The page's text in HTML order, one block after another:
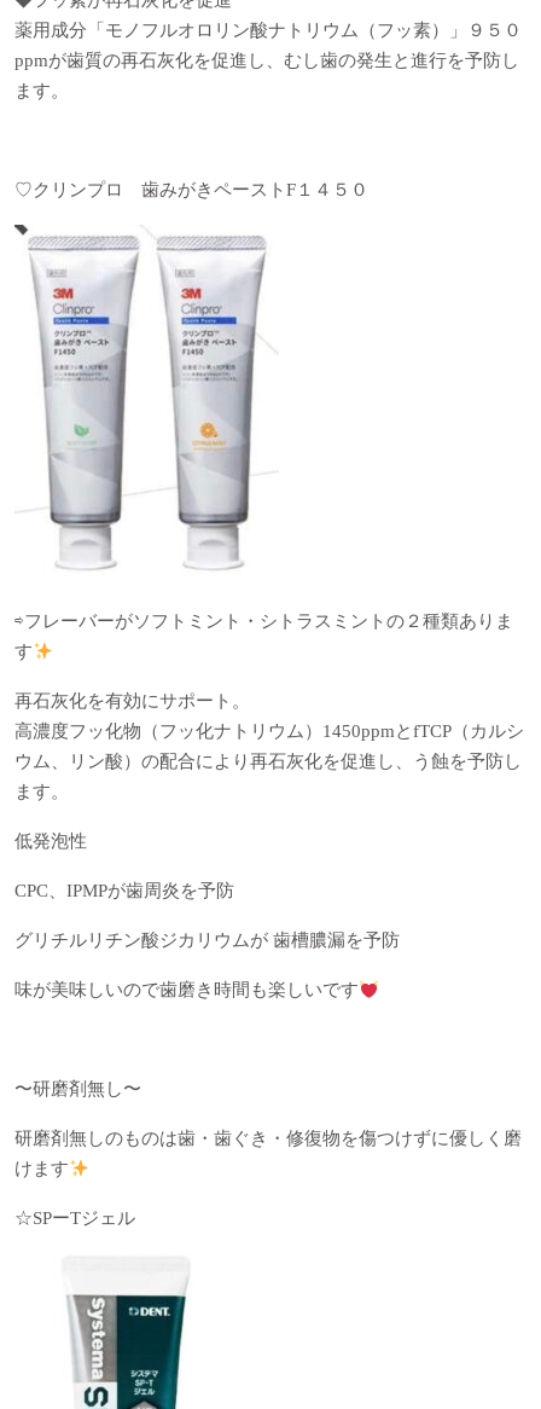
薬用成分「モノフルオロリン酸ナトリウム（フッ素）」９５０
ppmが歯質の再石灰化を促進し、むし歯の発生と進行を予防し
ます。
♡クリンプロ 歯みがきペーストF １４５０
⇨フレーバーがソフトミント・シトラスミントの２種類ありま
す
再石灰化を有効にサポート。
高濃度フッ化物（フッ化ナトリウム）1450ppmとfTCP（カルシ
ウム、リン酸）の配合により再石灰化を促進し、う蝕を予防し
ます。
低発泡性
CPC、IPMPが歯周炎を予防
グリチルリチン酸ジカリウムが 歯槽膿漏を予防
味が美味しいので歯磨き時間も楽しいです
〜研磨剤無し〜
研磨剤無しのものは歯・歯ぐき・修復物を傷つけずに優しく磨
けます
☆SPーTジェル